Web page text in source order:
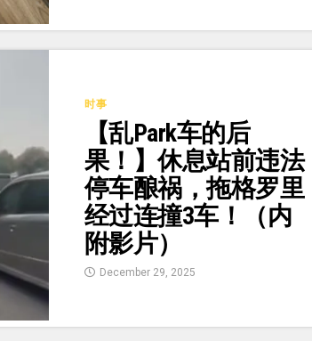
时事
【乱Park车的后
果！】休息站前违法
停车酿祸，拖格罗里
经过连撞3车！（内
附影片）
December 29, 2025